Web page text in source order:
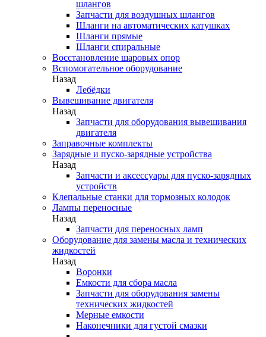
шлангов
Запчасти для воздушных шлангов
Шланги на автоматических катушках
Шланги прямые
Шланги спиральные
Восстановление шаровых опор
Вспомогательное оборудование
Назад
Лебёдки
Вывешивание двигателя
Назад
Запчасти для оборудования вывешивания
двигателя
Заправочные комплекты
Зарядные и пуско-зарядные устройства
Назад
Запчасти и аксессуары для пуско-зарядных
устройств
Клепальные станки для тормозных колодок
Лампы переносные
Назад
Запчасти для переносных ламп
Оборудование для замены масла и технических
жидкостей
Назад
Воронки
Емкости для сбора масла
Запчасти для оборудования замены
технических жидкостей
Мерные емкости
Наконечники для густой смазки